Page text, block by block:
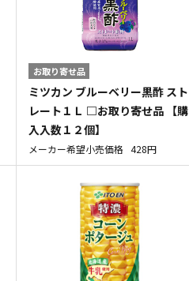
お取り寄せ品
ミツカン ブルーベリー黒酢 スト
レート１Ｌ □お取り寄せ品 【購
入入数１２個】
メーカー希望小売価格 428円